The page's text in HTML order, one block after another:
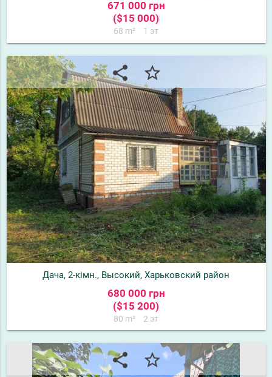
671 000 грн
($15 000)
68 m² 1 эт
share star_border
Дача, 2-кімн., Высокий, Харьковский район
680 000 грн
($15 200)
80 m² 2 эт
share star_border